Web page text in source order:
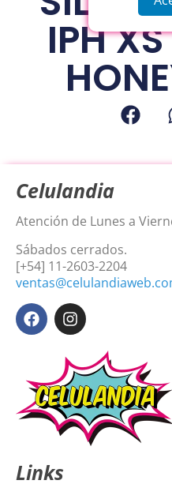
IPH
Celulandia
Atención de Lunes a
Sábados cerrados.
[+54] 11-2603-2204
Links